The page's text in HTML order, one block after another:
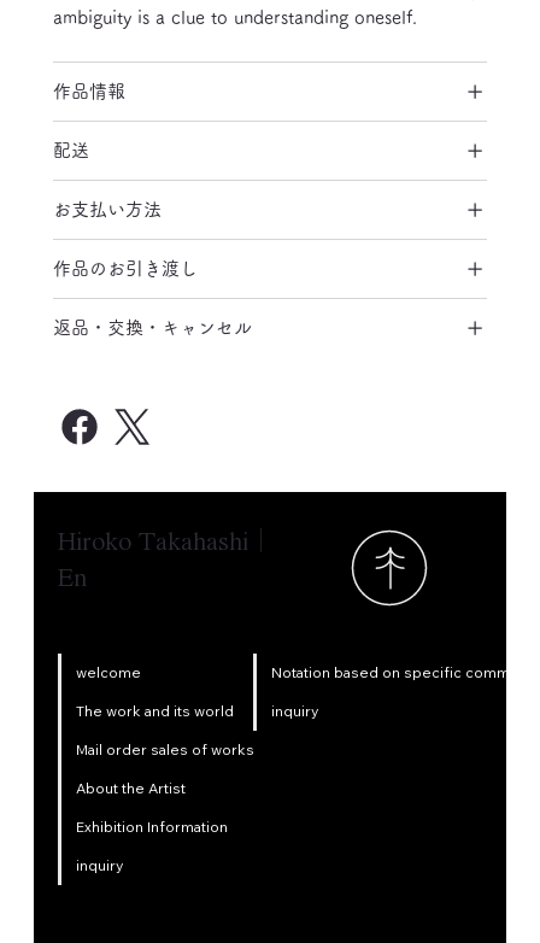
ambiguity is a clue to understanding oneself.
作品情報
配送
お支払い方法
作品のお引き渡し
返品・交換・キャンセル
welcome
The work and its world
Mail order sales of works
About the Artist
Exhibition Information
inquiry
Notation based on specific
inquiry
Hiroko Takahashi｜
En